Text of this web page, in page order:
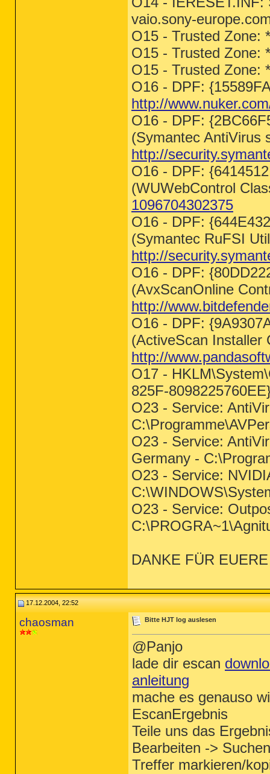
vaio.sony-
O15 - Trusted Zone:
O15 - Trusted Zone:
O15 - Trusted Zone:
O16 - DPF:
http://
O16 - DPF:
(Symantec AntiVirus
http://
O16 - DPF:
(WUWebControl
1096704302375
O16 - DPF:
(Symantec RuFSI
http://
O16 - DPF:
(AvxScanOnline
http://
O16 - DPF:
(ActiveScan Installer
http://
O17 -
825F-
O23 - Service:
O23 - Service:
Germany -
O23 - Service:
O23 - Service:
DANKE FÜR
17.12.2004, 22:52
chaosman Bitte HJT log auslesen
@Panjo
lade dir escan
anleitung
mache es genauso
EscanErgebnis
Teile uns das
Bearbeiten ->
Treffer markieren/